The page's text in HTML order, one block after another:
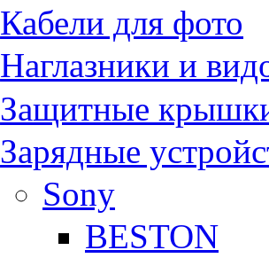
Кабели для фото
Наглазники и
Защитные
Зарядные
Sony
BESTON